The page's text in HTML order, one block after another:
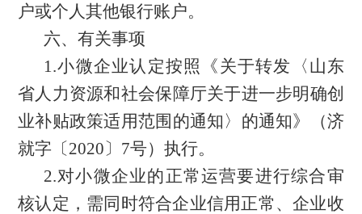
户或个人其他银行账户。
六、有关事项
1.小微企业认定按照《关于转发〈山东
省人力资源和社会保障厅关于进一步明确创
业补贴政策适用范围的通知〉的通知》（济
就字〔2020〕7号）执行。
2.对小微企业的正常运营要进行综合审
核认定，需同时符合企业信用正常、企业收